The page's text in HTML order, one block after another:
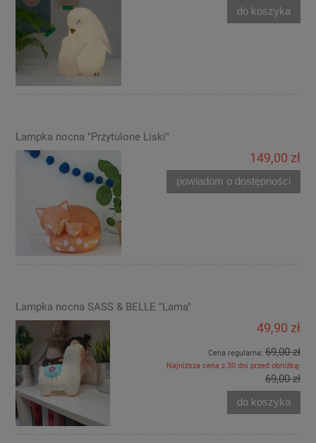
do koszyka
Lampka nocna "Przytulone Liski"
149,00 zł
powiadom o dostępności
Lampka nocna SASS & BELLE "Lama"
49,90 zł
Cena regularna: 69,00 zł
Najniższa cena z 30 dni przed obniżką:
69,00 zł
do koszyka